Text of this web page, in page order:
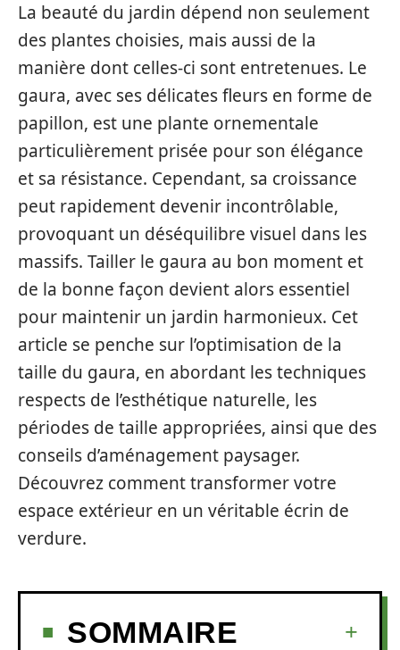
La beauté du jardin dépend non seulement
des plantes choisies, mais aussi de la
manière dont celles-ci sont entretenues. Le
gaura, avec ses délicates fleurs en forme de
papillon, est une plante ornementale
particulièrement prisée pour son élégance
et sa résistance. Cependant, sa croissance
peut rapidement devenir incontrôlable,
provoquant un déséquilibre visuel dans les
massifs. Tailler le gaura au bon moment et
de la bonne façon devient alors essentiel
pour maintenir un jardin harmonieux. Cet
article se penche sur l’optimisation de la
taille du gaura, en abordant les techniques
respects de l’esthétique naturelle, les
périodes de taille appropriées, ainsi que des
conseils d’aménagement paysager.
Découvrez comment transformer votre
espace extérieur en un véritable écrin de
verdure.
SOMMAIRE